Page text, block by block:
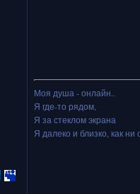
Моя душа - онлайн..
Я где-то рядом,
Я за стеклом экрана
Я далеко и близко, как ни